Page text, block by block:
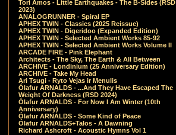
Tori Amos - Little Earthquakes - The B-Sides (RSD
2023)
ANALOGRUNNER - Spiral EP
APHEX TWIN - Classics (2025 Reissue)
APHEX TWIN - Digeridoo (Expanded Edition)
APHEX TWIN - Selected Ambient Works 85-92
APHEX TWIN - Selected Ambient Works Volume II
ARCADE FIRE - Pink Elephant
Architects - The Sky, The Earth & All Between
ARCHIVE - Londinium (25 Anniversary Edition)
ARCHIVE - Take My Head
Ari Tsugi - Ryto Vejas ir Menulis
Ólafur ARNALDS - ...And They Have Escaped The
Weight Of Darkness (RSD 2024)
Ólafur ARNALDS - For Now I Am Winter (10th
Anniversary)
Ólafur ARNALDS - Some Kind of Peace
Ólafur ARNALDS+Talos - A Dawning
Richard Ashcroft - Acoustic Hymns Vol 1